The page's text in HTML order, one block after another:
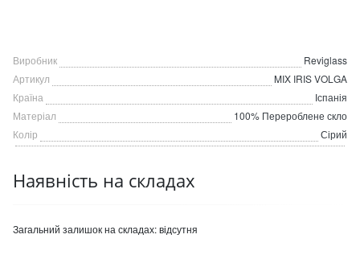
Виробник
Reviglass
Артикул
MIX IRIS VOLGA
Країна
Іспанія
Матеріал
100% Перероблене скло
Колір
Сірий
Наявність на складах
Загальний залишок на складах:відсутня